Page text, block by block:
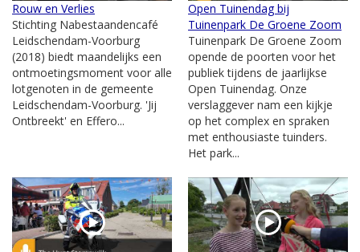
Rouw en Verlies
Stichting Nabestaandencafé
Leidschendam-Voorburg
(2018) biedt maandelijks een
ontmoetingsmoment voor alle
lotgenoten in de gemeente
Leidschendam-Voorburg. 'Jij
Ontbreekt' en Effero...
Open Tuinendag bij
Tuinenpark De Groene Zoom
Tuinenpark De Groene Zoom
opende de poorten voor het
publiek tijdens de jaarlijkse
Open Tuinendag. Onze
verslaggever nam een kijkje
op het complex en spraken
met enthousiaste tuinders.
Het park...